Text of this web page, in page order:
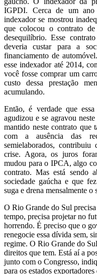
IGPDI. Cerca de um ano
indexador se mostrou
que colocou o contrato
desequilíbrio. Esse
deveria custar para a
financiamento de
esse indexador até 2014,
você fosse comprar um
custo dessa prestação
acumulando.
Então, é verdade que
agudizou e se agravou
mantido neste contrato que
com a ausência das
semielaborados, contribuiu
crise. Agora, os juros
mudou para o IPCA, algo
contrato. Mas está sendo
sociedade gaúcha e que
suga e drena mensalmente o
O Rio Grande do Sul
tempo, precisa projetar no
horrendo. É preciso que o
renegocie essa dívida sem,
regime. O Rio Grande do
direitos que tem. Está aí a
junto com o Congresso,
para os estados